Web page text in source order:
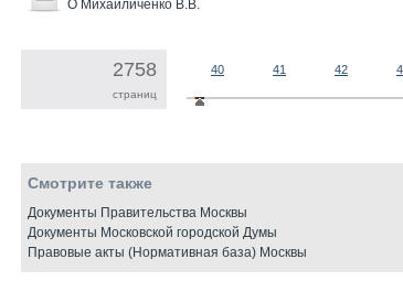
О Михайличенко В.В.
2758
страниц
40 41 42
Смотрите также
Документы Правительства Москвы
Документы Московской городской Думы
Правовые акты (Нормативная база) Москвы